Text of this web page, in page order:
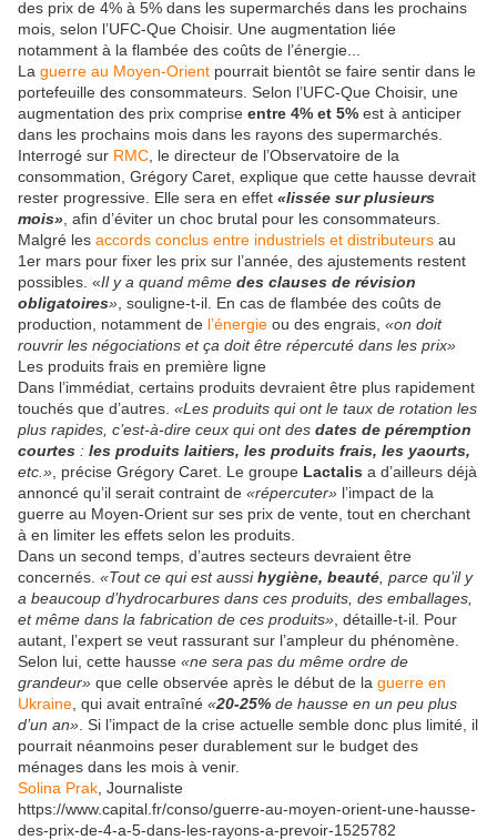
des prix de 4% à 5% dans les supermarchés dans les prochains
mois, selon l’UFC-Que Choisir. Une augmentation liée
notamment à la flambée des coûts de l’énergie...
La guerre au Moyen-Orient pourrait bientôt se faire sentir dans le
portefeuille des consommateurs. Selon l’UFC-Que Choisir, une
augmentation des prix comprise entre 4% et 5% est à anticiper
dans les prochains mois dans les rayons des supermarchés.
Interrogé sur RMC , le directeur de l’Observatoire de la
consommation, Grégory Caret, explique que cette hausse devrait
rester progressive. Elle sera en effet «lissée sur plusieurs
mois» , afin d’éviter un choc brutal pour les consommateurs.
Malgré les accords conclus entre industriels et distributeurs au
1er mars pour fixer les prix sur l’année, des ajustements restent
possibles. «Il y a quand même des clauses de révision
obligatoires» , souligne-t-il. En cas de flambée des coûts de
production, notamment de l’énergie ou des engrais, «on doit
rouvrir les négociations et ça doit être répercuté dans les prix»
Les produits frais en première ligne
Dans l’immédiat, certains produits devraient être plus rapidement
touchés que d’autres. «Les produits qui ont le taux de rotation les
plus rapides, c’est-à-dire ceux qui ont des dates de péremption
courtes : les produits laitiers, les produits frais, les yaourts,
etc.» , précise Grégory Caret. Le groupe Lactalis a d’ailleurs déjà
annoncé qu’il serait contraint de «répercuter» l’impact de la
guerre au Moyen-Orient sur ses prix de vente, tout en cherchant
à en limiter les effets selon les produits.
Dans un second temps, d’autres secteurs devraient être
concernés. «Tout ce qui est aussihygiène, beauté , parce qu’il y
a beaucoup d’hydrocarbures dans ces produits, des emballages,
et même dans la fabrication de ces produits» , détaille-t-il. Pour
autant, l’expert se veut rassurant sur l’ampleur du phénomène.
Selon lui, cette hausse «ne sera pas du même ordre de
grandeur» que celle observée après le début de la guerre en
Ukraine , qui avait entraîné «20-25% de hausse en un peu plus
d’un an» . Si l’impact de la crise actuelle semble donc plus limité, il
pourrait néanmoins peser durablement sur le budget des
ménages dans les mois à venir.
Solina Prak , Journaliste
https://www.capital.fr/conso/guerre-au-moyen-orient-une-hausse-
des-prix-de-4-a-5-dans-les-rayons-a-prevoir-1525782